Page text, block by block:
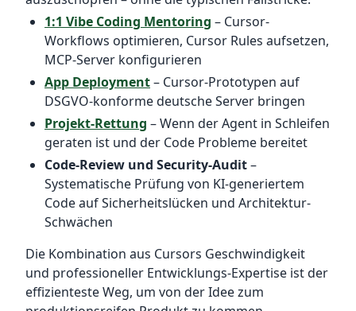
1:1 Vibe Coding Mentoring – Cursor-
Workflows optimieren, Cursor Rules aufsetzen,
MCP-Server konfigurieren
App Deployment– Cursor-Prototypen auf
DSGVO-konforme deutsche Server bringen
Projekt-Rettung – Wenn der Agent in Schleifen
geraten ist und der Code Probleme bereitet
Code-Review und Security-Audit–
Systematische Prüfung von KI-generiertem
Code auf Sicherheitslücken und Architektur-
Schwächen
Die Kombination aus Cursors Geschwindigkeit
und professioneller Entwicklungs-Expertise ist der
effizienteste Weg, um von der Idee zum